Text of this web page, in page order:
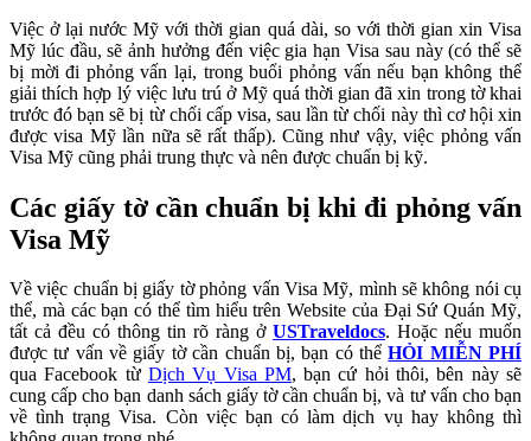
Việc ở lại nước Mỹ với thời gian quá dài, so với thời gian xin Visa
Mỹ lúc đầu, sẽ ảnh hưởng đến việc gia hạn Visa sau này (có thể sẽ
bị mời đi phỏng vấn lại, trong buổi phỏng vấn nếu bạn không thể
giải thích hợp lý việc lưu trú ở Mỹ quá thời gian đã xin trong tờ khai
trước đó bạn sẽ bị từ chối cấp visa, sau lần từ chối này thì cơ hội xin
được visa Mỹ lần nữa sẽ rất thấp). Cũng như vậy, việc phỏng vấn
Visa Mỹ cũng phải trung thực và nên được chuẩn bị kỹ.
Các giấy tờ cần chuẩn bị khi đi phỏng vấn
Visa Mỹ
Về việc chuẩn bị giấy tờ phỏng vấn Visa Mỹ, mình sẽ không nói cụ
thể, mà các bạn có thể tìm hiểu trên Website của Đại Sứ Quán Mỹ,
tất cả đều có thông tin rõ ràng ở USTraveldocs. Hoặc nếu muốn
được tư vấn về giấy tờ cần chuẩn bị, bạn có thểHỎI MIỄN PHÍ
qua Facebook từ Dịch Vụ Visa PM, bạn cứ hỏi thôi, bên này sẽ
cung cấp cho bạn danh sách giấy tờ cần chuẩn bị, và tư vấn cho bạn
về tình trạng Visa. Còn việc bạn có làm dịch vụ hay không thì